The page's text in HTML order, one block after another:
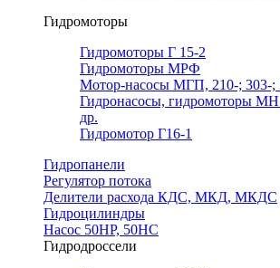
Гидромоторы
Гидромоторы Г 15-2
Гидромоторы МРФ
Мотор-насосы МГП, 210-; 303-;
Гидронасосы, гидромоторы
др.
Гидромотор Г16-1
Гидропанели
Регулятор потока
Делители расхода КДС, МКД, МКДС
Гидроцилиндры
Насос 50НР, 50НС
Гидродроссели